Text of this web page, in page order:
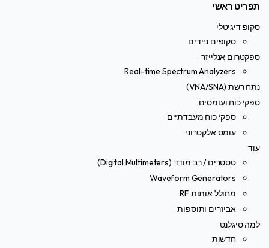
תפריט ראשי
סקופ דיגיטלי
סקופים ניידים
ספקטרום אנלייזר
Real-time Spectrum Analyzers
נתח רשת (VNA/SNA)
ספקי כוח ועומסים
ספקי כוח מעבדתיים
עומס אלקטרוני
עוד
טסטרים / רב מודד (Digital Multimeters)
Waveform Generators
מחולל אותות RF
אביזרים ותוספות
למה סיגלנט
חדשות